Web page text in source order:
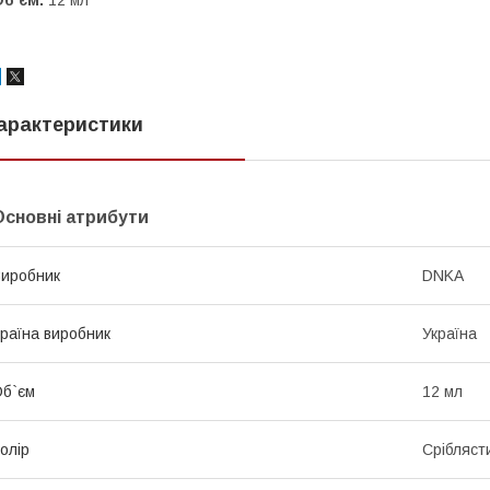
атрибути
DNKA
виробник Україна
12 мл